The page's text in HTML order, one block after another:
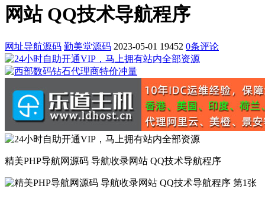
网站 QQ技术导航程序
网址导航源码 勤美堂源码 2023-05-01 19452 0条评论
精美PHP导航网源码 导航收录网站 QQ技术导航程序